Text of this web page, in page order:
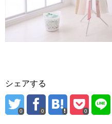
シェアする
0 0 0